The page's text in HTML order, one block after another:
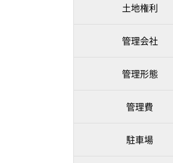
土地権利
管理会社
管理形態
管理費
駐車場